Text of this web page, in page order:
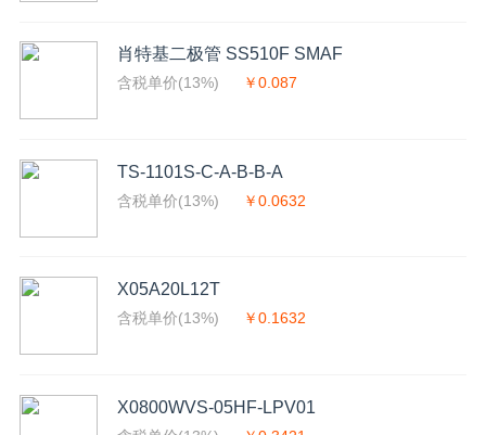
肖特基二极管 SS510F SMAF
含税单价(13%) ￥0.087
TS-1101S-C-A-B-B-A
含税单价(13%) ￥0.0632
X05A20L12T
含税单价(13%) ￥0.1632
X0800WVS-05HF-LPV01